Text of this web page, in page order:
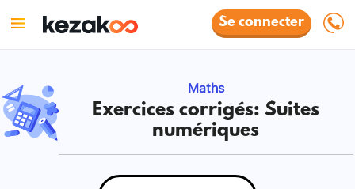
Se connecter
Maths
Exercices corrigés: Suites
numériques